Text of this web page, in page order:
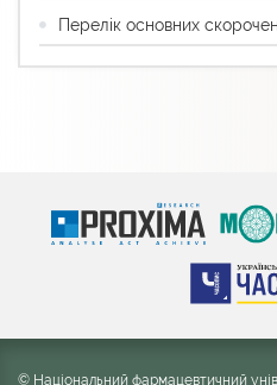
Перелік основних
© Національний фармацевтичний